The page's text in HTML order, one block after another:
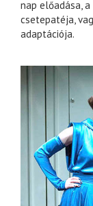
nap előadása,
csetepatéja,
adaptációja.